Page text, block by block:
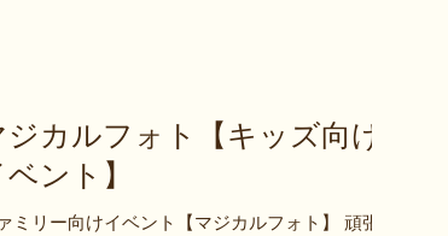
ジカルフォト【キッズ向け
ベント】
ミリー向けイベント【マジカルフォト】 頑張っ